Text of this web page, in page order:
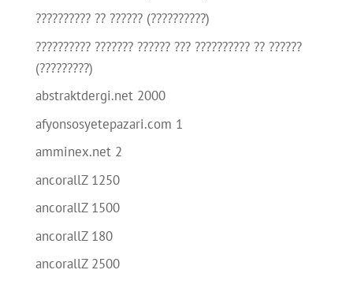
?????????? ?? ?????? (??????????)
?????????? ??????? ?????? ??? ?????????? ?? ??????
(?????????)
abstraktdergi.net 2000
afyonsosyetepazari.com 1
amminex.net 2
ancorallZ 1250
ancorallZ 1500
ancorallZ 180
ancorallZ 2500